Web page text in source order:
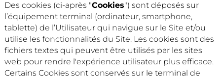
Des cookies (ci-après "Cookies") sont déposés sur
l’équipement terminal (ordinateur, smartphone,
tablette) de l’Utilisateur qui navigue sur le Site et/ou
utilise les fonctionnalités du Site. Les cookies sont des
fichiers textes qui peuvent être utilisés par les sites
web pour rendre l'expérience utilisateur plus efficace.
Certains Cookies sont conservés sur le terminal de